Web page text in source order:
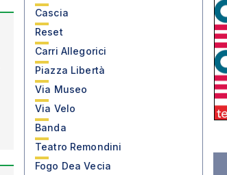
Cascia
Reset
Carri Allegorici
Piazza Libertà
Via Museo
Via Velo
Banda
Teatro Remondini
Fogo Dea Vecia